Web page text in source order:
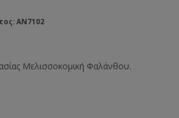
AN7102
Μελισσοκομική Φαλάνθου.